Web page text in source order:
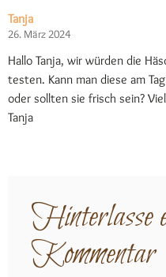
Tanja
26. März 2024
Hallo Tanja, wir würden die
testen. Kann man diese am
oder sollten sie frisch sein?
Tanja
Hinterlasse
Kommentar